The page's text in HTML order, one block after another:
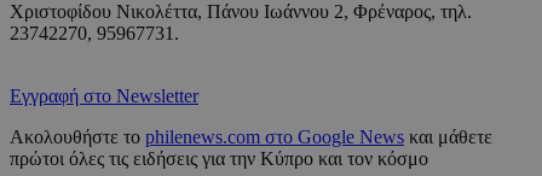
Χριστοφίδου Νικολέττα, Πάνου Ιωάννου 2, Φρέναρος, τηλ.
23742270, 95967731.
Εγγραφή στο Newsletter
Ακολουθήστε το philenews.com στο Google News και μάθετε
πρώτοι όλες τις ειδήσεις για την Κύπρο και τον κόσμο